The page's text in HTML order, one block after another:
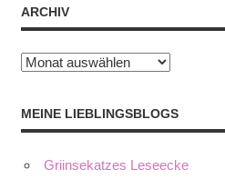
ARCHIV
Archiv
MEINE LIEBLINGSBLOGS
Griinsekatzes Leseecke